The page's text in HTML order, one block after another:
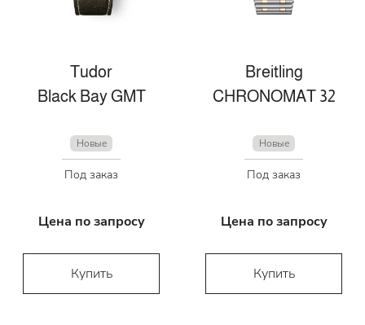
Tudor
Black Bay GMT
Новые
Под заказ
Цена по запросу
Купить
Breitling
CHRONOMAT 32
Новые
Под заказ
Цена по запросу
Купить